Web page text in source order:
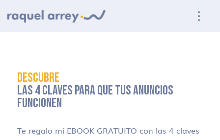
DESCUBRE
LAS 4 CLAVES PARA QUE TUS ANUNCIOS
FUNCIONEN
Te regalo mi EBOOK GRATUITO con las 4 claves